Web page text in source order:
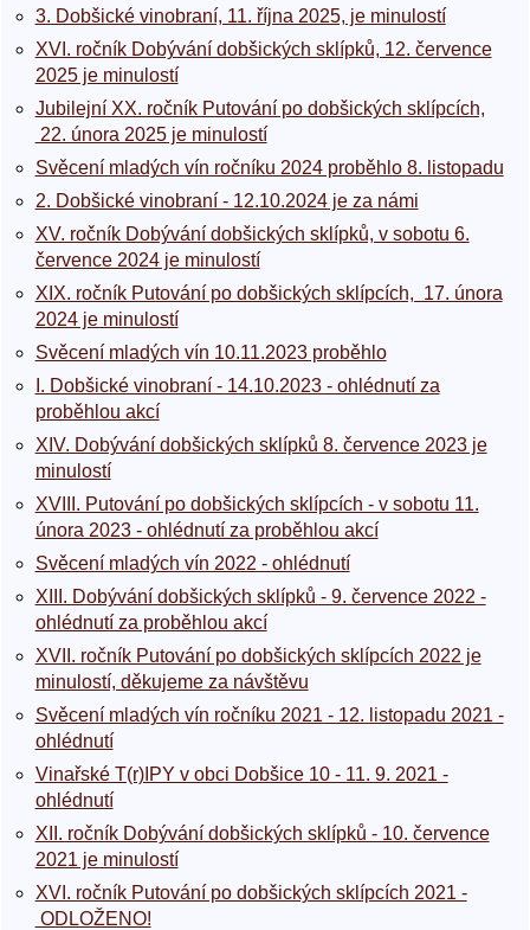
3. Dobšické vinobraní, 11. října 2025, je minulostí
XVI. ročník Dobývání dobšických sklípků, 12. července
2025 je minulostí
Jubilejní XX. ročník Putování po dobšických sklípcích,
22. února 2025 je minulostí
Svěcení mladých vín ročníku 2024 proběhlo 8. listopadu
2. Dobšické vinobraní - 12.10.2024 je za námi
XV. ročník Dobývání dobšických sklípků, v sobotu 6.
července 2024 je minulostí
XIX. ročník Putování po dobšických sklípcích, 17. února
2024 je minulostí
Svěcení mladých vín 10.11.2023 proběhlo
I. Dobšické vinobraní - 14.10.2023 - ohlédnutí za
proběhlou akcí
XIV. Dobývání dobšických sklípků 8. července 2023 je
minulostí
XVIII. Putování po dobšických sklípcích - v sobotu 11.
února 2023 - ohlédnutí za proběhlou akcí
Svěcení mladých vín 2022 - ohlédnutí
XIII. Dobývání dobšických sklípků - 9. července 2022 -
ohlédnutí za proběhlou akcí
XVII. ročník Putování po dobšických sklípcích 2022 je
minulostí, děkujeme za návštěvu
Svěcení mladých vín ročníku 2021 - 12. listopadu 2021 -
ohlédnutí
Vinařské T(r)IPY v obci Dobšice 10 - 11. 9. 2021 -
ohlédnutí
XII. ročník Dobývání dobšických sklípků - 10. července
2021 je minulostí
XVI. ročník Putování po dobšických sklípcích 2021 -
ODLOŽENO!